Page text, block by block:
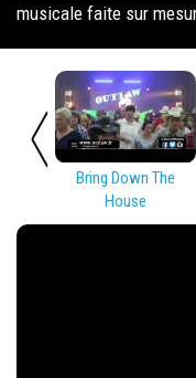
musicale faite sur
Bring Down The
House